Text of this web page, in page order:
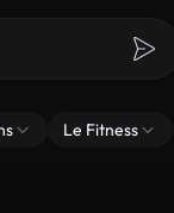
Le Fitness